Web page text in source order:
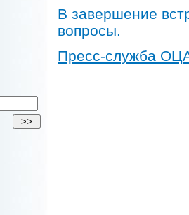
В завершение
вопросы.
Пресс-служба